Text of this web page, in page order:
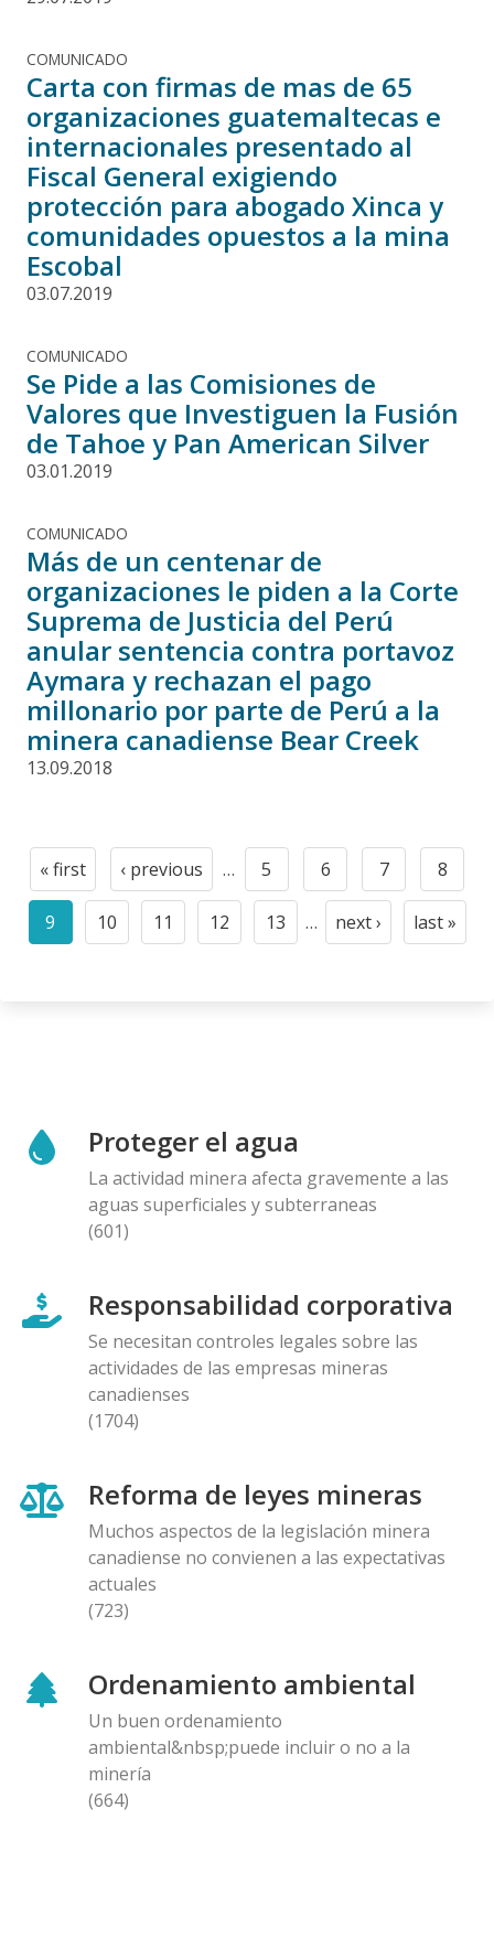
COMUNICADO
Carta con firmas de mas de 65
organizaciones guatemaltecas e
internacionales presentado al
Fiscal General exigiendo
protección para abogado Xinca y
comunidades opuestos a la mina
Escobal
03.07.2019
COMUNICADO
Se Pide a las Comisiones de
Valores que Investiguen la Fusión
de Tahoe y Pan American Silver
03.01.2019
COMUNICADO
Más de un centenar de
organizaciones le piden a la Corte
Suprema de Justicia del Perú
anular sentencia contra portavoz
Aymara y rechazan el pago
millonario por parte de Perú a la
minera canadiense Bear Creek
13.09.2018
Paginación
First
page
« first
Previous
page
‹ previous …
Page
5
Page
6
Page
7
Page
8
Current
9
Page
10
Page
11
Page
12
Page
13 …
Next
next ›
Last
last »
Proteger el agua
La actividad minera afecta gravemente a las
aguas superficiales y subterraneas
(601)
Responsabilidad corporativa
Se necesitan controles legales sobre las
actividades de las empresas mineras
canadienses
(1704)
Reforma de leyes mineras
Muchos aspectos de la legislación minera
canadiense no convienen a las expectativas
actuales
(723)
Ordenamiento ambiental
Un buen ordenamiento
ambiental&nbsp;puede incluir o no a la
minería
(664)